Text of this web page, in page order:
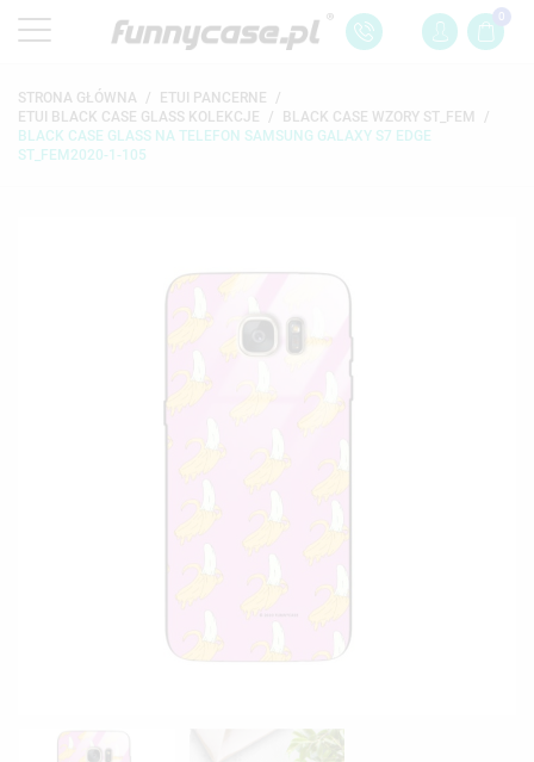
0
STRONA GŁÓWNA
ETUI PANCERNE
ETUI BLACK CASE GLASS KOLEKCJE
BLACK CASE WZORY ST_FEM
BLACK CASE GLASS NA TELEFON SAMSUNG GALAXY S7 EDGE
ST_FEM2020-1-105